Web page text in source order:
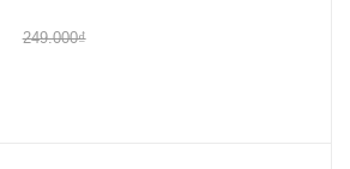
249.000₫